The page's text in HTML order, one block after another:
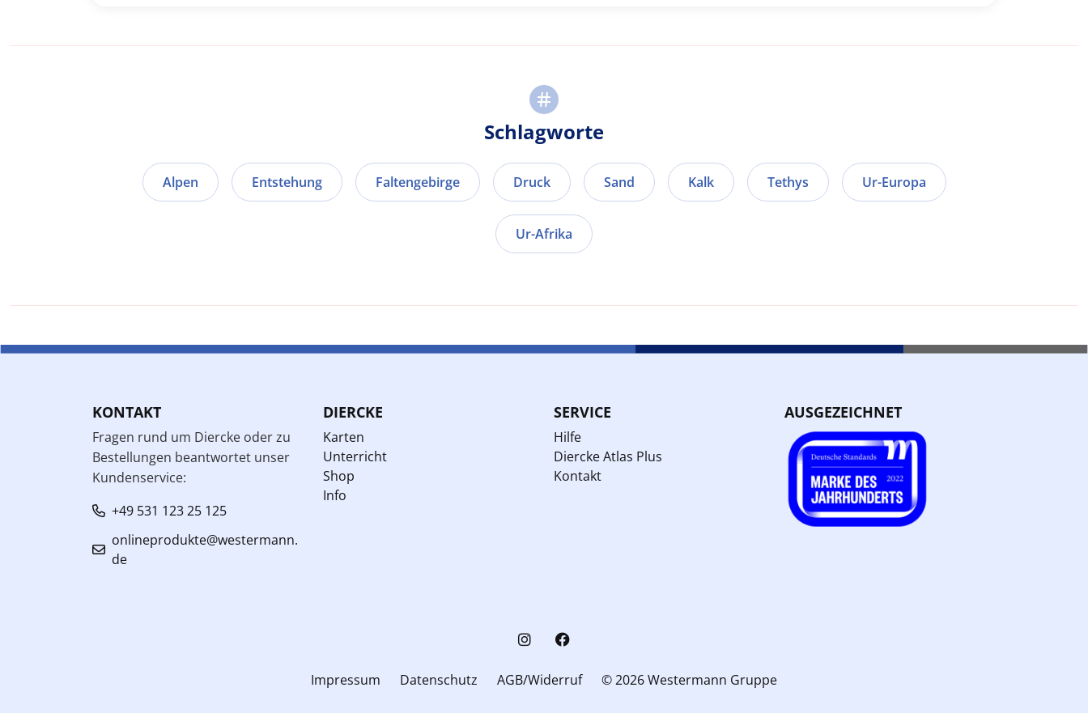
Schlagworte
Alpen Entstehung Faltengebirge Druck Sand Kalk Tethys Ur-Europa
Ur-Afrika
KONTAKT
Fragen rund um Diercke oder zu
Bestellungen beantwortet unser
Kundenservice:
+49 531 123 25 125
onlineprodukte@westermann.
de
DIERCKE
Karten
Unterricht
Shop
Info
SERVICE
Hilfe
Diercke Atlas Plus
Kontakt
AUSGEZEICHNET
Impressum Datenschutz AGB/Widerruf © 2026 Westermann Gruppe